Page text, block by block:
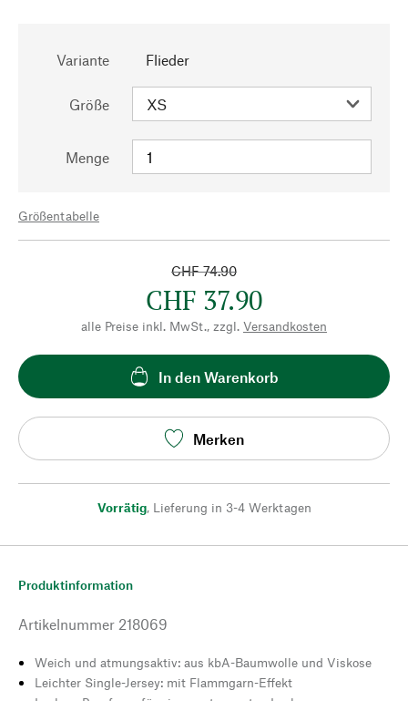
Variante Flieder
Größe
Menge
Größentabelle
CHF 74.90
CHF 37.90
alle Preise inkl. MwSt., zzgl. Versandkosten
In den Warenkorb
Merken
Vorrätig, Lieferung in 3-4 Werktagen
Produktinformation
Artikelnummer 218069
Weich und atmungsaktiv: aus kbA-Baumwolle und Viskose
Leichter Single-Jersey: mit Flammgarn-Effekt